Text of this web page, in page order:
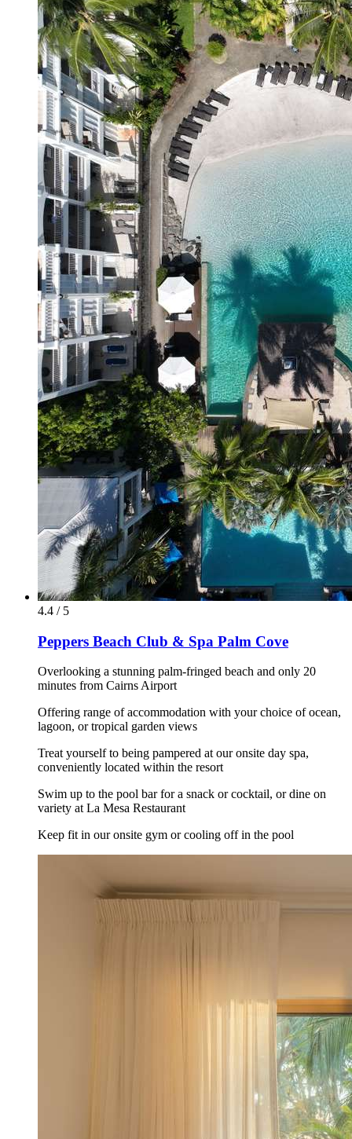
4.4 / 5
Peppers Beach Club & Spa Palm Cove
Overlooking a stunning palm-fringed beach and only 20
minutes from Cairns Airport
Offering range of accommodation with your choice of ocean,
lagoon, or tropical garden views
Treat yourself to being pampered at our onsite day spa,
conveniently located within the resort
Swim up to the pool bar for a snack or cocktail, or dine on
variety at La Mesa Restaurant
Keep fit in our onsite gym or cooling off in the pool